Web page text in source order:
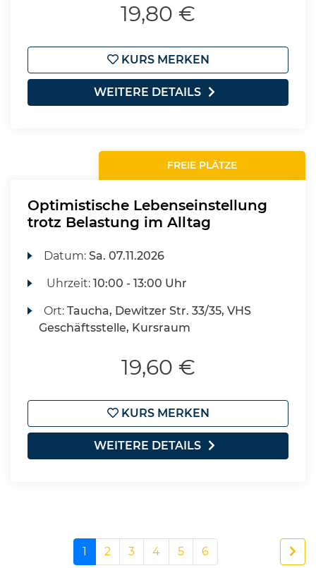
19,80 €
KURS MERKEN
WEITERE DETAILS
FREIE PLÄTZE
Optimistische Lebenseinstellung
trotz Belastung im Alltag
Datum:Sa. 07.11.2026
Uhrzeit:10:00 - 13:00 Uhr
Ort:Taucha, Dewitzer Str. 33/35, VHS
Geschäftsstelle, Kursraum
19,60 €
KURS MERKEN
WEITERE DETAILS
1 2 3 4 5 6